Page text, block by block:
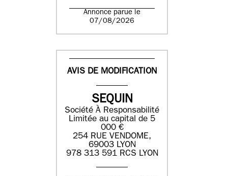
Annonce parue le
07/08/2026
AVIS DE MODIFICATION
SEQUIN
Société À Responsabilité
Limitée au capital de 5
000 €
254 RUE VENDOME,
69003 LYON
978 313 591 RCS LYON